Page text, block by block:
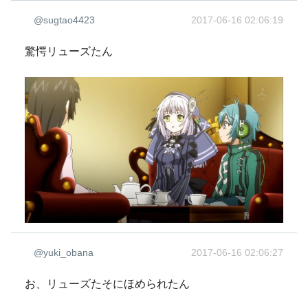
@sugtao4423 2017-06-16 02:06:19
驚愕リューズたん
@yuki_obana 2017-06-16 02:06:27
お、リューズたそにほめられたん